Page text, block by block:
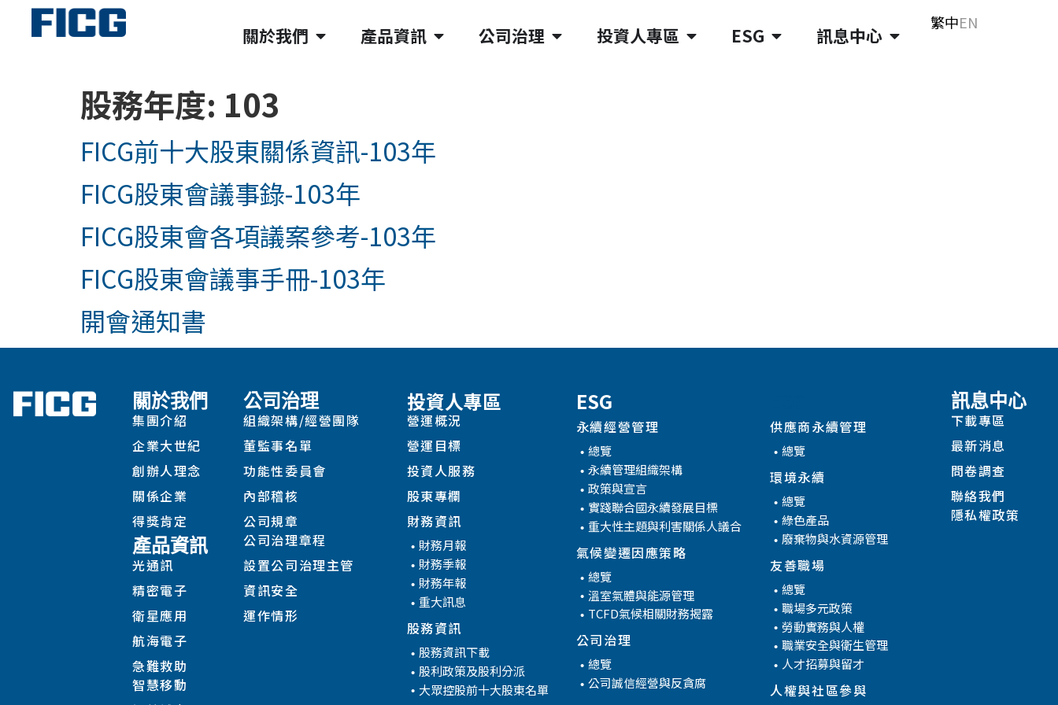
關於我們 產品資訊 公司治理 投資人專區 ESG 訊息中心
繁中EN
股務年度: 103
FICG前十大股東關係資訊-103年
FICG股東會議事錄-103年
FICG股東會各項議案參考-103年
FICG股東會議事手冊-103年
開會通知書
關於我們
集團介紹
企業大世紀
創辦人理念
關係企業
得獎肯定
產品資訊
光通訊
精密電子
衛星應用
航海電子
急難救助
智慧移動
公司治理
組織架構/經營團隊
董監事名單
功能性委員會
內部稽核
公司規章
公司治理章程
設置公司治理主管
資訊安全
運作情形
投資人專區
營運概況
營運目標
投資人服務
股東專欄
財務資訊
財務月報
財務季報
財務年報
重大訊息
股務資訊
股務資訊下載
股利政策及股利分派
大眾控股前十大股東名單
ESG
永續經營管理
總覽
永續管理組織架構
政策與宣言
實踐聯合國永續發展目標
重大性主題與利害關係人議合
氣候變遷因應策略
總覽
溫室氣體與能源管理
TCFD氣候相關財務揭露
公司治理
總覽
公司誠信經營與反貪腐
供應商永續管理
總覽
環境永續
總覽
綠色產品
廢棄物與水資源管理
友善職場
總覽
職場多元政策
勞動實務與人權
職業安全與衛生管理
人才招募與留才
人權與社區參與
訊息中心
下載專區
最新消息
問卷調查
聯絡我們
隱私權政策